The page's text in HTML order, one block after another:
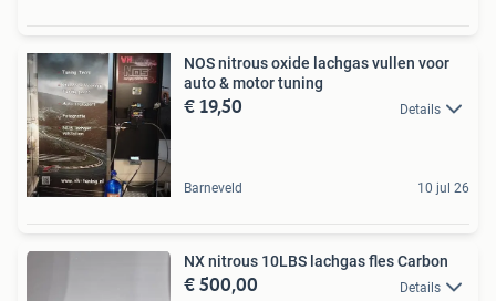
NOS nitrous oxide lachgas vullen voor
auto & motor tuning
€ 19,50 Details
Barneveld 10 jul 26
NX nitrous 10LBS lachgas fles Carbon
€ 500,00 Details